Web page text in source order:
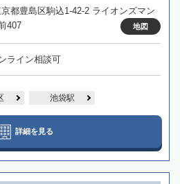
都豊島区駒込1-42-2 ライオンズマン
407
地図
ライン相談可
池袋駅
詳細を見る